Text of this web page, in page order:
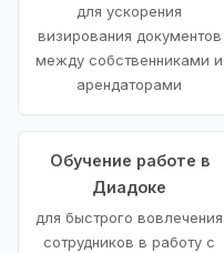
для ускорения
визирования документов
между собственниками и
арендаторами
Обучение работе в
Диадоке
для быстрого вовлечения
сотрудников в работу с